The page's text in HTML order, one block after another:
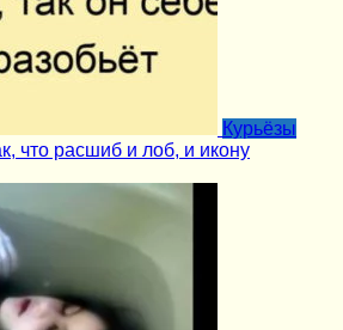
Курьёзы
что расшиб и лоб, и икону